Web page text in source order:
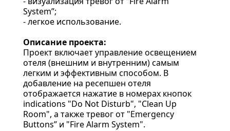
System”;
- легкое использование.
Описание проекта:
Проект включает управление освещением
отеля (внешним и внутренним) самым
легким и эффективным способом. В
добавление на ресепшен отеля
отображается нажатие в номерах кнопок
indications "Do Not Disturb", "Clean Up
Room", а также тревог от "Emergency
Buttons” и "Fire Alarm System".